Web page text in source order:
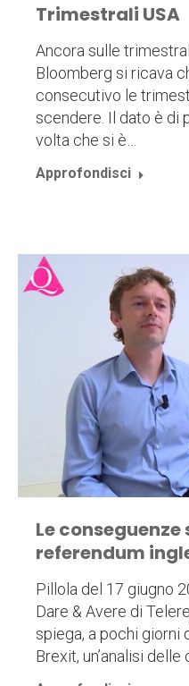
Trimestrali USA
Ancora sulle
Bloomberg si ricava
consecutivo le
scendere. Il dato è di
volta che si è…
Approfondisci
Le
referendum
Pillola del 17 giugno
Dare & Avere di
spiega, a pochi giorni
Brexit, un’analisi